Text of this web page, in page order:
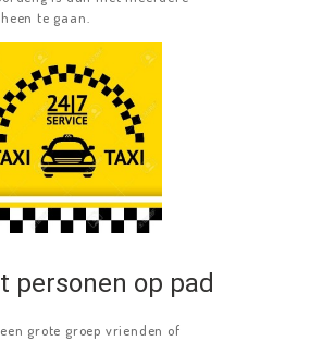
te gaan.
personen op pad
grote groep vrienden of